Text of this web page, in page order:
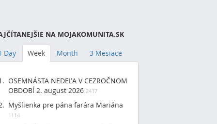
NA MOJAKOMUNITA.SK
Day Week Month 3 Mesiace
OSEMNÁSTA NEDEĽA V CEZROČNOM
OBDOBÍ 2. august 2026 2417
Myšlienka pre pána farára Mariána
1114